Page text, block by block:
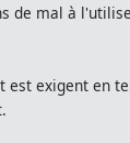
de mal à
est exigent en